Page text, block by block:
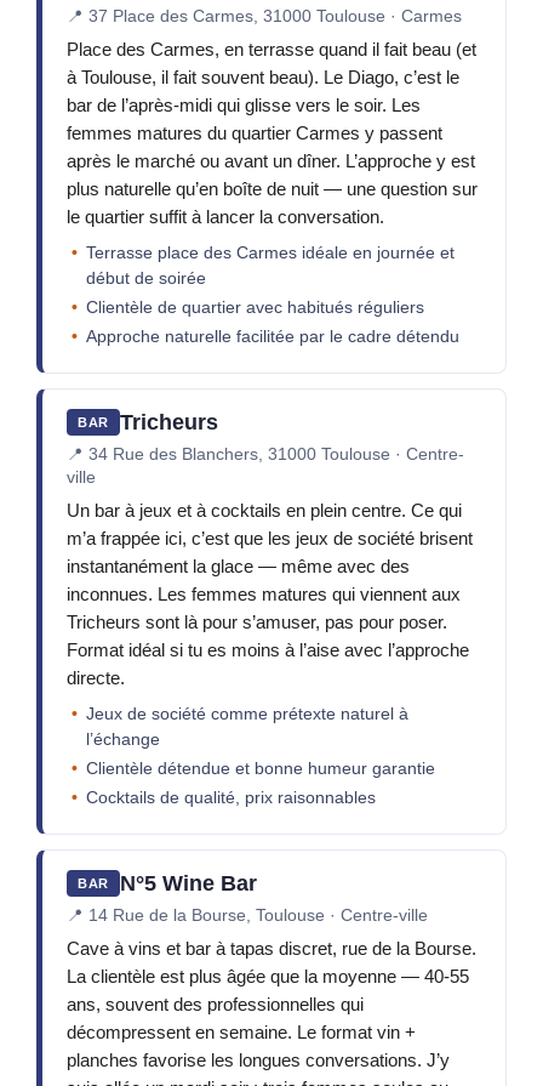
📍 37 Place des Carmes, 31000 Toulouse · Carmes
Place des Carmes, en terrasse quand il fait beau (et
à Toulouse, il fait souvent beau). Le Diago, c’est le
bar de l’après-midi qui glisse vers le soir. Les
femmes matures du quartier Carmes y passent
après le marché ou avant un dîner. L’approche y est
plus naturelle qu’en boîte de nuit — une question sur
le quartier suffit à lancer la conversation.
Terrasse place des Carmes idéale en journée et
début de soirée
Clientèle de quartier avec habitués réguliers
Approche naturelle facilitée par le cadre détendu
BAR Tricheurs
📍 34 Rue des Blanchers, 31000 Toulouse · Centre-
ville
Un bar à jeux et à cocktails en plein centre. Ce qui
m’a frappée ici, c’est que les jeux de société brisent
instantanément la glace — même avec des
inconnues. Les femmes matures qui viennent aux
Tricheurs sont là pour s’amuser, pas pour poser.
Format idéal si tu es moins à l’aise avec l’approche
directe.
Jeux de société comme prétexte naturel à
l’échange
Clientèle détendue et bonne humeur garantie
Cocktails de qualité, prix raisonnables
BAR N°5 Wine Bar
📍 14 Rue de la Bourse, Toulouse · Centre-ville
Cave à vins et bar à tapas discret, rue de la Bourse.
La clientèle est plus âgée que la moyenne — 40-55
ans, souvent des professionnelles qui
décompressent en semaine. Le format vin +
planches favorise les longues conversations. J’y